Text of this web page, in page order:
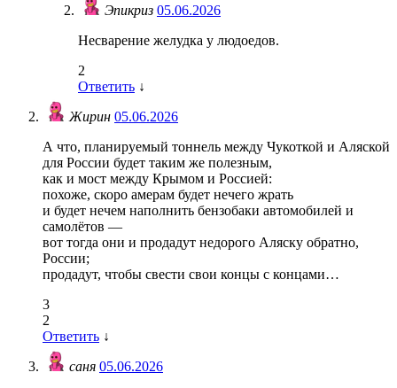
Эпикриз 05.06.2026
Несварение желудка у людоедов.
2
Ответить ↓
Жирин 05.06.2026
А что, планируемый тоннель между Чукоткой и Аляской
для России будет таким же полезным,
как и мост между Крымом и Россией:
похоже, скоро амерам будет нечего жрать
и будет нечем наполнить бензобаки автомобилей и
самолётов —
вот тогда они и продадут недорого Аляску обратно,
России;
продадут, чтобы свести свои концы с концами…
3
2
Ответить ↓
саня 05.06.2026